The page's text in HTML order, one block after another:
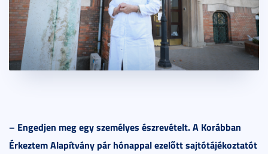
– Engedjen meg egy személyes észrevételt. A Korábban
Érkeztem Alapítvány pár hónappal ezelőtt sajtótájékoztatót